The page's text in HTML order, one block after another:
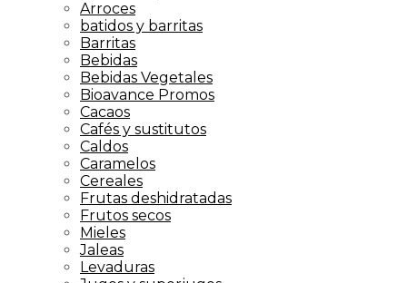
Arroces
batidos y barritas
Barritas
Bebidas
Bebidas Vegetales
Bioavance Promos
Cacaos
Cafés y sustitutos
Caldos
Caramelos
Cereales
Frutas deshidratadas
Frutos secos
Mieles
Jaleas
Levaduras